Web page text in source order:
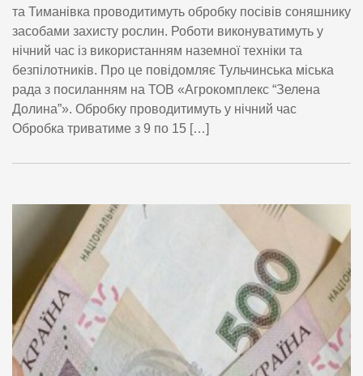
та Тиманівка проводитимуть обробку посівів соняшнику
засобами захисту рослин. Роботи виконуватимуть у
нічний час із використанням наземної техніки та
безпілотників. Про це повідомляє Тульчинська міська
рада з посиланням на ТОВ «Агрокомплекс “Зелена
Долина”». Обробку проводитимуть у нічний час
Обробка триватиме з 9 по 15 […]